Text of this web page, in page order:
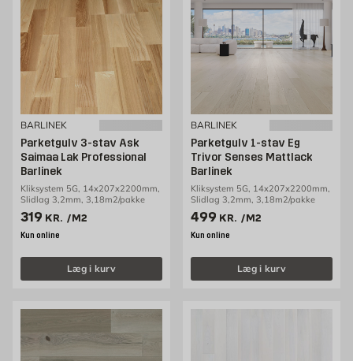
BARLINEK
Parketgulv 3-stav Ask
Saimaa Lak Professional
Barlinek
Kliksystem 5G, 14x207x2200mm,
Slidlag 3,2mm, 3,18m2/pakke
Pris 319 kr. /m2
319 KR. /M2
Kun online
Læg i kurv
BARLINEK
Parketgulv 1-stav Eg
Trivor Senses Mattlack
Barlinek
Kliksystem 5G, 14x207x2200mm,
Slidlag 3,2mm, 3,18m2/pakke
Pris 499 kr. /m2
499 KR. /M2
Kun online
Læg i kurv